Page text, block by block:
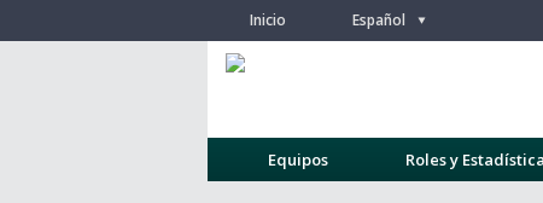
Inicio Español /
Equipos Roles y